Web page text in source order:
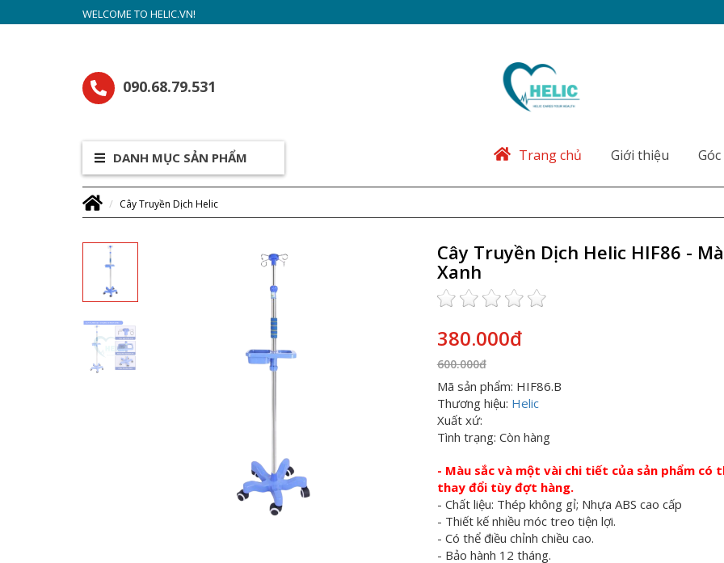
WELCOME TO HELIC.VN!
090.68.79.531
DANH MỤC SẢN PHẨM Trang chủ Giới thiệu
Cây Truyền Dịch Helic
Cây Truyền Dịch Helic HIF86 -
Xanh
380.000đ
600.000đ
Mã sản phẩm: HIF86.B
Thương hiệu: Helic
Xuất xứ:
Tình trạng: Còn hàng
- Màu sắc và một vài chi tiết của sản phẩm có
thay đổi tùy đợt hàng.
- Chất liệu: Thép không gỉ; Nhựa ABS cao cấp
- Thiết kế nhiều móc treo tiện lợi.
- Có thể điều chỉnh chiều cao.
- Bảo hành 12 tháng.